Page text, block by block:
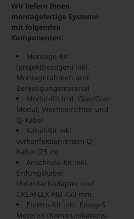
Wir liefern Ihnen
montagefertige Systeme
mit folgenden
Komponenten:
Montage-Kit
(projektbezogen) inkl.
Montagerahmen und
Befestigungsmaterial
Modul-Kit inkl. Glas/Glas
Modul, Wechselrichter und
Q-Kabel
Kabel-Kit inkl.
vorkonfektioniertem Q-
Kabel (25 m)
Anschluss-Kit inkl.
Erdungskabel,
Unterdachadapter und
CREAFLEX PIB 450 mm
Elektro-Kit inkl. Envoy-S
Metered (Kommunikations-